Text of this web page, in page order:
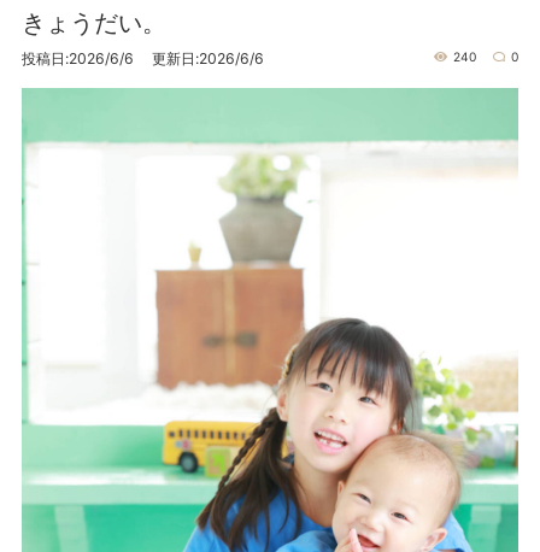
きょうだい。
投稿日:2026/6/6 更新日:2026/6/6 240 0